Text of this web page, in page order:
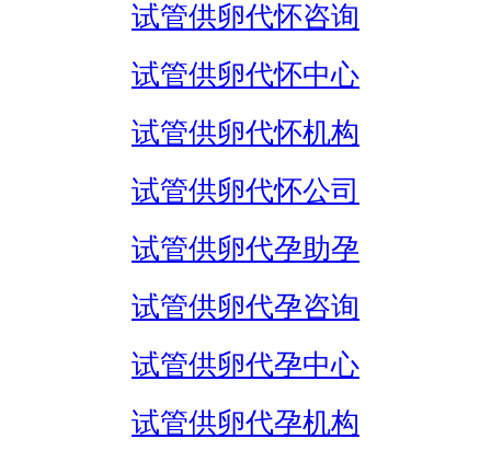
试管供卵代怀咨询
试管供卵代怀中心
试管供卵代怀机构
试管供卵代怀公司
试管供卵代孕助孕
试管供卵代孕咨询
试管供卵代孕中心
试管供卵代孕机构